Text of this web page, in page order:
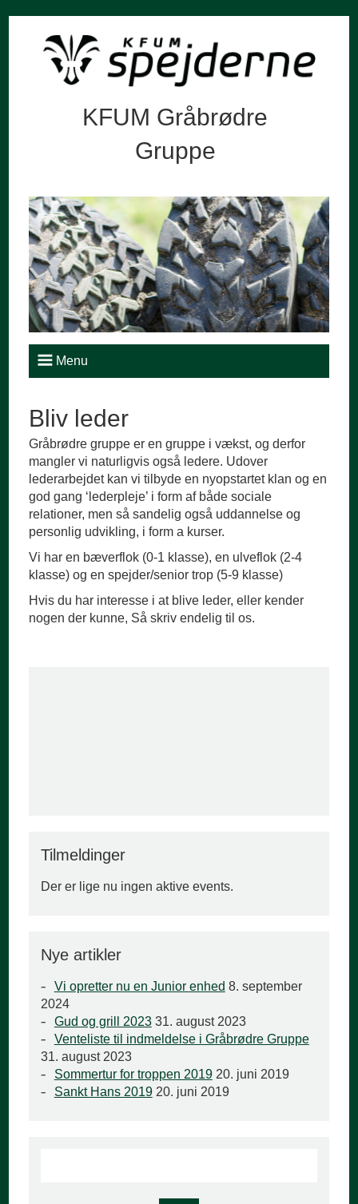
KFUM Gråbrødre
Gruppe
Menu
Bliv leder
Gråbrødre gruppe er en gruppe i vækst, og derfor
mangler vi naturligvis også ledere. Udover
lederarbejdet kan vi tilbyde en nyopstartet klan og en
god gang ‘lederpleje’ i form af både sociale
relationer, men så sandelig også uddannelse og
personlig udvikling, i form a kurser.
Vi har en bæverflok (0-1 klasse), en ulveflok (2-4
klasse) og en spejder/senior trop (5-9 klasse)
Hvis du har interesse i at blive leder, eller kender
nogen der kunne, Så skriv endelig til os.
Tilmeldinger
Der er lige nu ingen aktive events.
Nye artikler
Vi opretter nu en Junior enhed 8. september
2024
Gud og grill 2023 31. august 2023
Venteliste til indmeldelse i Gråbrødre Gruppe
31. august 2023
Sommertur for troppen 2019 20. juni 2019
Sankt Hans 2019 20. juni 2019